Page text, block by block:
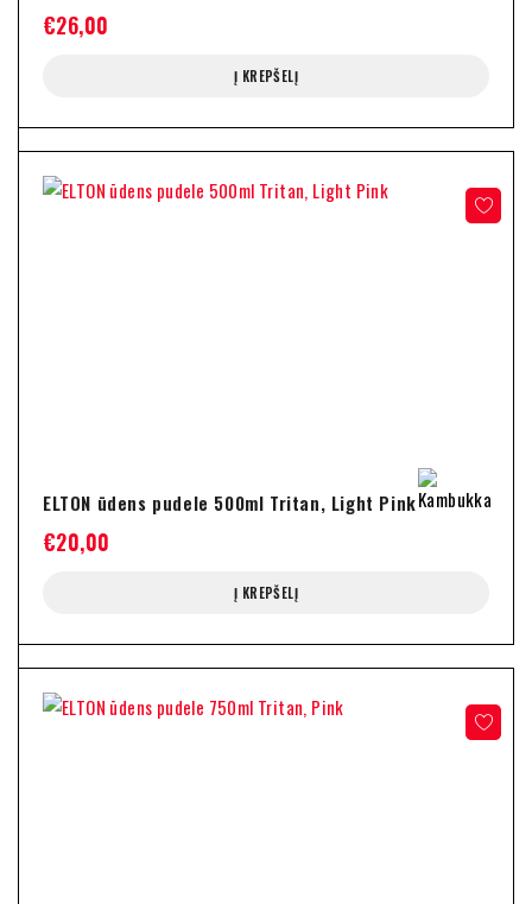
€26,00
Į KREPŠELĮ
ELTON ūdens pudele 500ml Tritan, Light Pink
€20,00
Į KREPŠELĮ